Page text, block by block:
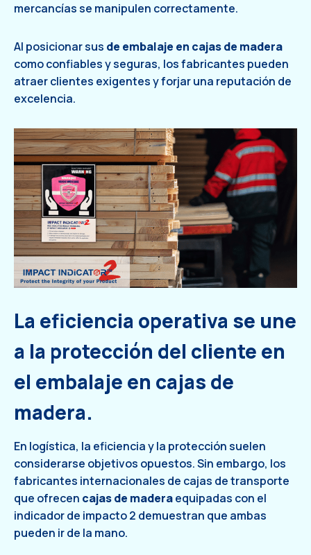
mercancías se manipulen correctamente.
Al posicionar sus de embalaje en cajas de madera
como confiables y seguras, los fabricantes pueden
atraer clientes exigentes y forjar una reputación de
excelencia.
La eficiencia operativa se une
a la protección del cliente en
el embalaje en cajas de
madera.
En logística, la eficiencia y la protección suelen
considerarse objetivos opuestos. Sin embargo, los
fabricantes internacionales de cajas de transporte
que ofrecen cajas de maderaequipadas con el
indicador de impacto 2 demuestran que ambas
pueden ir de la mano.